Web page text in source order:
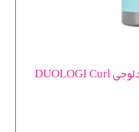
شامپو آبرسان مخصوص موی فر دلوجی DUOLOGI Curl